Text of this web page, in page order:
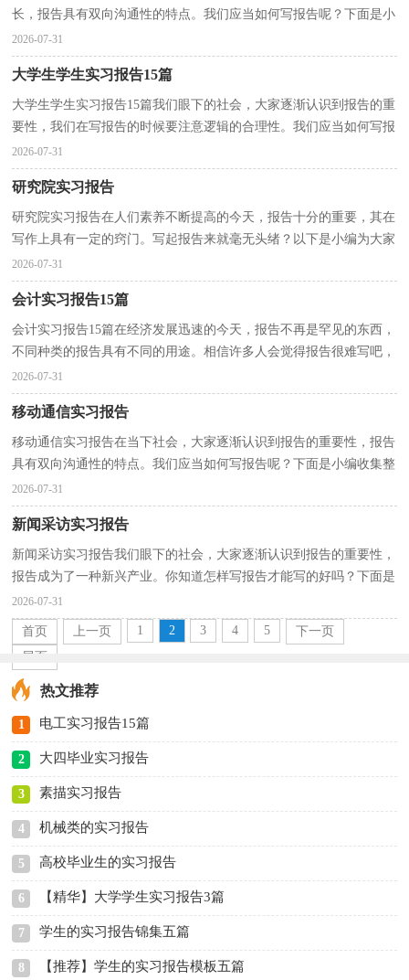
长，报告具有双向沟通性的特点。我们应当如何写报告呢？下面是小
编为大家整理的机械专业学生实习报告，希望对大家有...
2026-07-31
大学生学生实习报告15篇
大学生学生实习报告15篇我们眼下的社会，大家逐渐认识到报告的重
要性，我们在写报告的时候要注意逻辑的合理性。我们应当如何写报
告呢？以下是小编收集整理的大学生学生实习报告，供...
2026-07-31
研究院实习报告
研究院实习报告在人们素养不断提高的今天，报告十分的重要，其在
写作上具有一定的窍门。写起报告来就毫无头绪？以下是小编为大家
整理的研究院实习报告，仅供参考，欢迎大家阅读。研究...
2026-07-31
会计实习报告15篇
会计实习报告15篇在经济发展迅速的今天，报告不再是罕见的东西，
不同种类的报告具有不同的用途。相信许多人会觉得报告很难写吧，
以下是小编为大家整理的会计实习报告，希望对大家有...
2026-07-31
移动通信实习报告
移动通信实习报告在当下社会，大家逐渐认识到报告的重要性，报告
具有双向沟通性的特点。我们应当如何写报告呢？下面是小编收集整
理的移动通信实习报告，希望能够帮助到大家。移动通...
2026-07-31
新闻采访实习报告
新闻采访实习报告我们眼下的社会，大家逐渐认识到报告的重要性，
报告成为了一种新兴产业。你知道怎样写报告才能写的好吗？下面是
小编收集整理的新闻采访实习报告，希望能够帮助到大...
2026-07-31
首页 上一页 1 2 3 4 5
下一页
尾页
热文推荐
1 电工实习报告15篇
2 大四毕业实习报告
3 素描实习报告
4 机械类的实习报告
5 高校毕业生的实习报告
6 【精华】大学学生实习报告3篇
7 学生的实习报告锦集五篇
8 【推荐】学生的实习报告模板五篇